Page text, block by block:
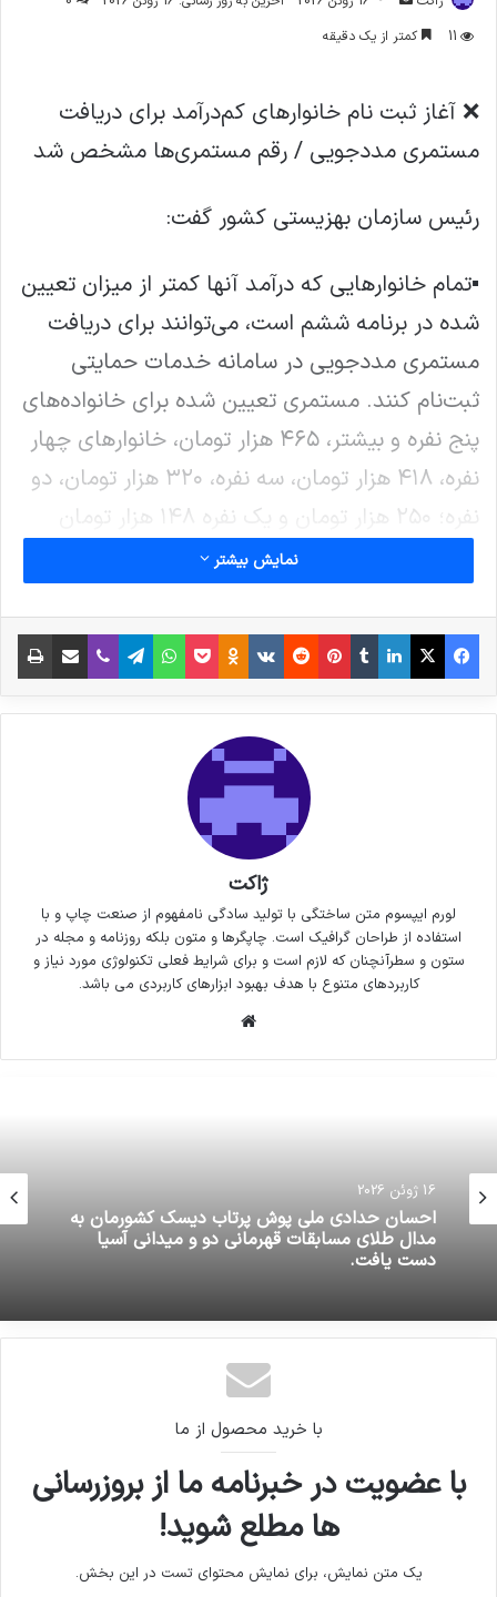
ایمیل
11
کمتر از یک دقیقه
❌ آغاز ثبت نام خانوارهای کم‌درآمد برای دریافت
مستمری مددجویی / رقم مستمری‌ها مشخص شد
رئیس سازمان بهزیستی کشور گفت:
▪️تمام خانوارهایی که درآمد آنها کمتر از میزان تعیین
شده در برنامه ششم است، می‌توانند برای دریافت
مستمری مددجویی در سامانه خدمات حمایتی
ثبت‌نام کنند. مستمری تعیین شده برای خانواده‌های
پنج نفره و بیشتر، ۴۶۵ هزار تومان، خانوارهای چهار
نفره، ۴۱۸ هزار تومان، سه نفره، ۳۲۰ هزار تومان، دو
نفره؛ ۲۵۰ هزار تومان و یک نفره ۱۴۸ هزار تومان
▪️خانواده‌هایی که درآمد آنها بدون یارانه نقدی که
می‌گیرند کمتر از میزان فوق است، ابتدا در سامانه
وزارت تعاون، کار و رفاه اجتماعی
بازرسی میدانی از محل زندگی تحت پوشش سازمان
بهزستی قرار می‌گیرند.
6 نکته‌ی مهم برای گرفتن عکس‌های
جذاب‌تر در سفر
کپی لینک
نمایش بیشتر
فیس بوک X لینکدین
‫تامبلر‫پین‌ترست
‫رددیت‫VKontakte
‫Odnoklassniki
پاکتواتس آپ تلگراموایبر اشتراک گذاری از طریق ایمیل
ژاکت
لورم ایپسوم متن ساختگی با تولید سادگی نامفهوم از صنعت چاپ و با
استفاده از طراحان گرافیک است. چاپگرها و متون بلکه روزنامه و مجله در
ستون و سطرآنچنان که لازم است و برای شرایط فعلی تکنولوژی مورد نیاز و
کاربردهای متنوع با هدف بهبود ابزارهای کاربردی می باشد.
16 ژوئن 2026
احسان حدادی ملی پوش پرتاب دیسک کشورمان به
مدال طلای مسابقات قهرمانی دو و میدانی آسیا
دست یافت.
با خرید محصول از ما
با عضویت در خبرنامه ما از بروزرسانی
ها مطلع شوید!
یک متن نمایش، برای نمایش محتوای تست در این بخش.